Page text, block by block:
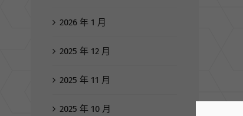
2026 年 1 月
2025 年 12 月
2025 年 11 月
2025 年 10 月